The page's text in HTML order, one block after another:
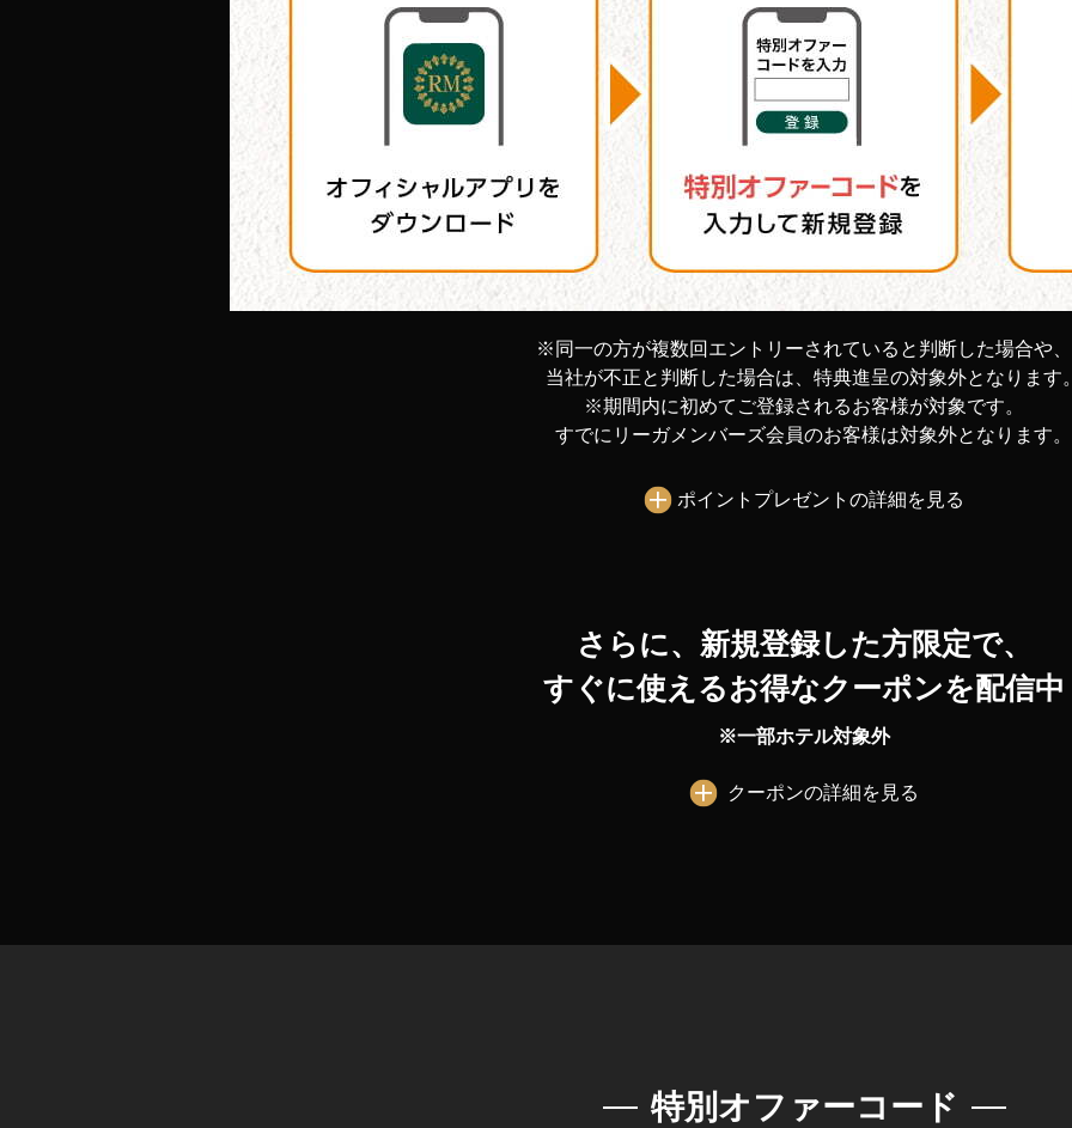
※同一の方が複数回エントリーされていると判断した場合や、
当社が不正と判断した場合は、特典進呈の対象外となります
※期間内に初めてご登録されるお客様が対象です。
すでにリーガメンバーズ会員のお客様は対象外となります。
ポイントプレゼントの詳細を見る
さらに、 新規登録した方限定で、
すぐに使えるお得なクーポンを配信中
※一部ホテル対象外
クーポンの詳細を見る
特別オファーコード